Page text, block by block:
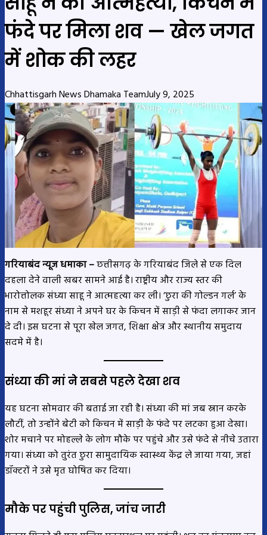
फंदे पर मिला शव — खेल जगत
में शोक की लहर
Chhattisgarh News Dhamaka TeamJuly 9, 2025
गरियाबंद न्यूज धमाका –छत्तीसगढ़ के गरियाबंद जिले से एक दिल
दहला देने वाली खबर सामने आई है। राष्ट्रीय और राज्य स्तर की
भारोत्तोलक संध्या साहू ने आत्महत्या कर ली। ‘छुरा की गोल्डन गर्ल’ के
नाम से मशहूर संध्या ने अपने घर के किचन में साड़ी से फंदा लगाकर जान
दे दी। इस घटना से पूरा खेल जगत, शिक्षा क्षेत्र और स्थानीय समुदाय
सदमे में है।
संध्या की मां ने सबसे पहले देखा शव
यह घटना सोमवार की बताई जा रही है। संध्या की मां जब स्नान करके
लौटीं, तो उन्होंने बेटी को किचन में साड़ी के फंदे पर लटका हुआ देखा।
शोर मचाने पर मोहल्ले के लोग मौके पर पहुंचे और उसे फंदे से नीचे उतारा
गया। संध्या को तुरंत छुरा सामुदायिक स्वास्थ्य केंद्र ले जाया गया, जहां
डॉक्टरों ने उसे मृत घोषित कर दिया।
मौके पर पहुंची पुलिस, जांच जारी